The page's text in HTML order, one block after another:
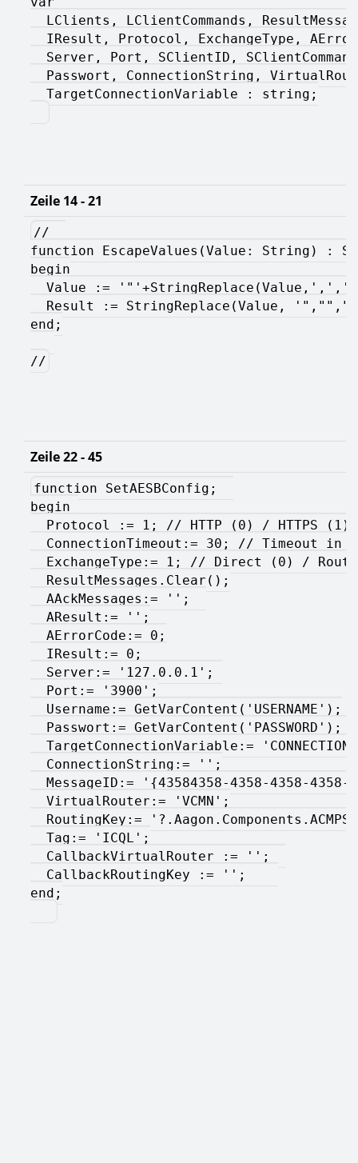
LClients, LClientCommands,
IResult, Protocol, ExchangeType,
Server, Port, SClientID,
Passwort, ConnectionString,
TargetConnectionVariable : string;
Zeile 14 - 21
//
function EscapeValues(Value: String) :
begin
Value :=
Result := StringReplace(Value,
end;
//
Zeile 22 - 45
function SetAESBConfig;
begin
Protocol := 1; // HTTP (0) / HTTPS
ConnectionTimeout:= 30; // Timeout in
ExchangeType:= 1; // Direct (0) /
ResultMessages.Clear();
AAckMessages:= '';
AResult:= '';
AErrorCode:= 0;
IResult:= 0;
Server:= '127.0.0.1';
Port:= '3900';
Username:= GetVarContent('USERNAME');
Passwort:= GetVarContent('PASSWORD');
TargetConnectionVariable:=
ConnectionString:= '';
MessageID:= '{43584358-4358-4358-
VirtualRouter:= 'VCMN';
RoutingKey:=
Tag:= 'ICQL';
CallbackVirtualRouter := '';
CallbackRoutingKey := '';
end;